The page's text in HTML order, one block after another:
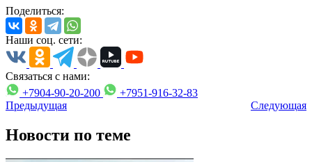
Поделиться:
Наши соц. сети:
Связаться с нами:
+7904-90-20-200
+7951-916-32-83
Предыдущая
Следующая
Новости по теме